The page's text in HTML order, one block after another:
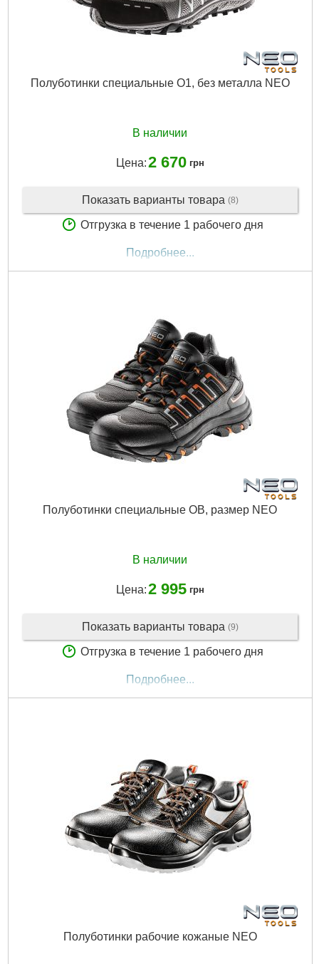
Полуботинки специальные O1, без металла NEO
В наличии
Цена:2 670 грн
Показать варианты товара (8)
Отгрузка в течение 1 рабочего дня
Подробнее...
Полуботинки специальные OB, размер NEO
В наличии
Цена:2 995 грн
Показать варианты товара (9)
Отгрузка в течение 1 рабочего дня
Подробнее...
Полуботинки рабочие кожаные NEO